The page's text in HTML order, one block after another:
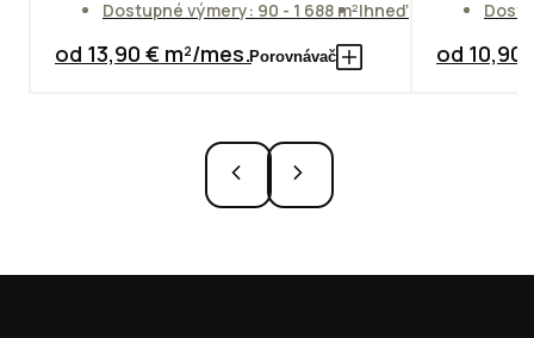
Dostupné výmery: 90 - 1 688 m²Ihneď
od 13,90 € m²/mes.Porovnávač od 10,90